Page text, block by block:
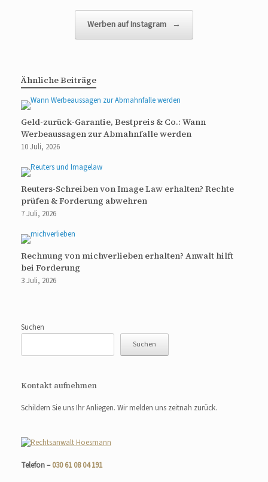
Werben auf Instagram →
Ähnliche Beiträge
Geld-zurück-Garantie, Bestpreis & Co.: Wann
Werbeaussagen zur Abmahnfalle werden
10 Juli, 2026
Reuters-Schreiben von Image Law erhalten? Rechte
prüfen & Forderung abwehren
7 Juli, 2026
Rechnung von michverlieben erhalten? Anwalt hilft
bei Forderung
3 Juli, 2026
Suchen
Suchen
Kontakt aufnehmen
Schildern Sie uns Ihr Anliegen. Wir melden uns zeitnah zurück.
Telefon –030 61 08 04 191